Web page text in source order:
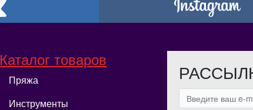
Каталог товаров
Пряжа
Инструменты